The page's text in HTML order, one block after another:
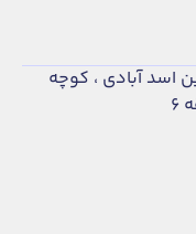
اسد آبادی ، کوچه